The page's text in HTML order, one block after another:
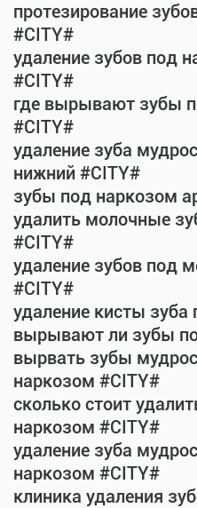
протезирование
#CITY#
удаление зубов под
#CITY#
где вырывают зубы
#CITY#
удаление зуба
нижний #CITY#
зубы под наркозом
удалить молочные
#CITY#
удаление зубов под
#CITY#
удаление кисты
вырывают ли зубы
вырвать зубы
наркозом #CITY#
сколько стоит
наркозом #CITY#
удаление зуба
наркозом #CITY#
клиника удаления